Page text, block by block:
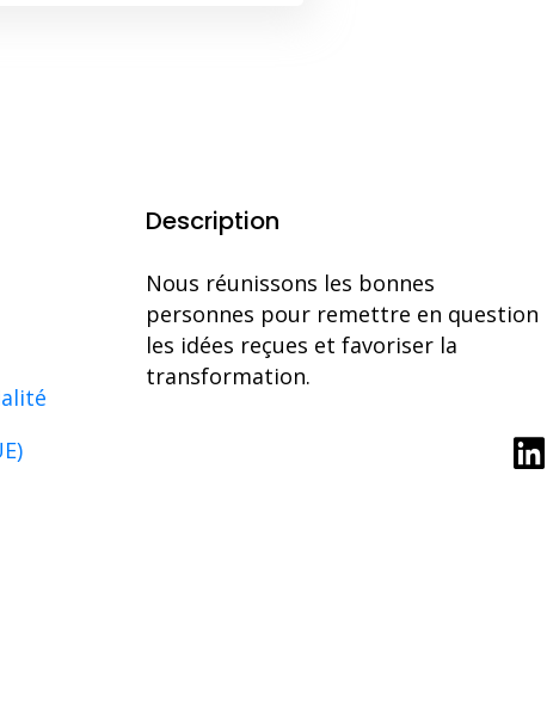
Description
Nous réunissons les bonnes
personnes pour remettre en question
les idées reçues et favoriser la
transformation.